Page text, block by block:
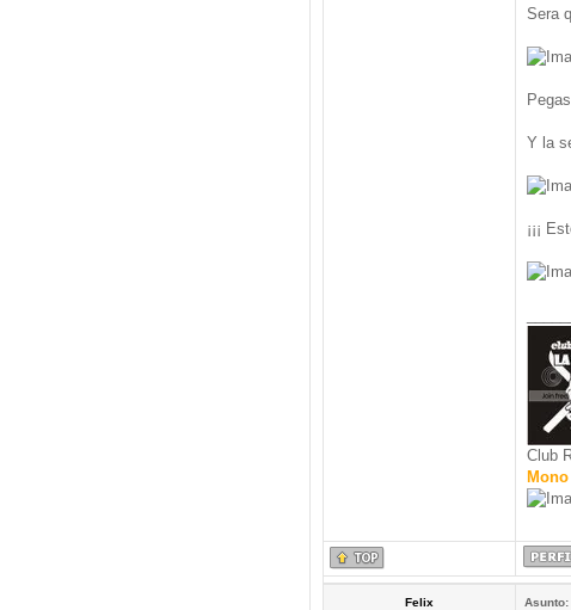
Sera
Y la
¡¡¡
Club
Felix Asunto: